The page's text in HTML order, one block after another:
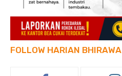
FOLLOW HARIAN BHIRAWA